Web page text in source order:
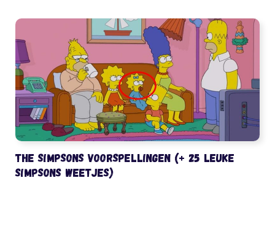
The Simpsons voorspellingen (+ 25 leuke
Simpsons weetjes)